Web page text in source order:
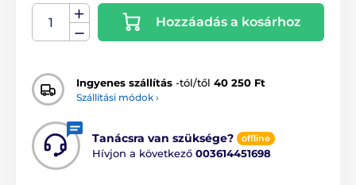
Hozzáadás a kosárhoz
Ingyenes szállítás -tól/től 40 250 Ft
Szállítási módok ›
Tanácsra van szüksége? offline
Hívjon a következő 003614451698